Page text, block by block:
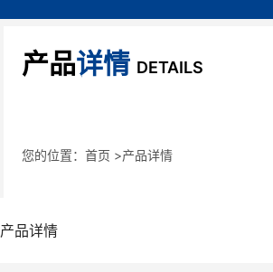
产品详情 DETAILS
您的位置： 首页 >产品详情
产品详情